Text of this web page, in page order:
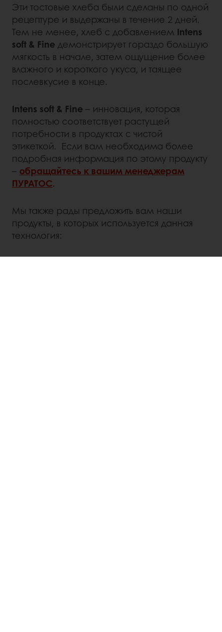
Эти тостовые хлеба были сделаны по одной
рецептуре и выдержаны в течение 2 дней.
Тем не менее, хлеб с добавлением Intens
soft & Fineдемонстрирует гораздо большую
мягкость в начале, затем ощущение более
влажного и короткого укуса, и таящее
послевкусие в конце.
Intens soft & Fine– инновация, которая
полностью соответствует растущей
потребности в продуктах с чистой
этикеткой. Если вам необходима более
подробная информация по этому продукту
– обращайтесь к вашим менеджерам
ПУРАТОС.
Мы также рады предложить вам наши
продукты, в которых используется данная
технология: